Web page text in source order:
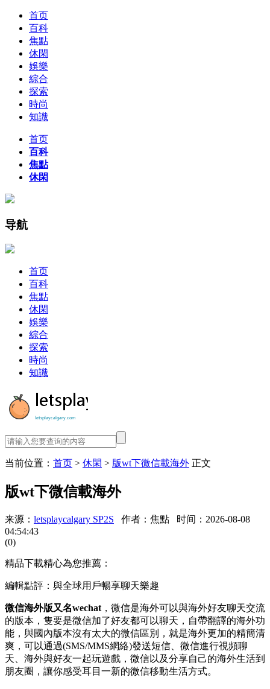
首页
百科
焦點
休閑
娛樂
綜合
探索
時尚
知識
首页
百科
焦點
休閑
导航
首页
百科
焦點
休閑
娛樂
綜合
探索
時尚
知識
当前位置： 首页 > 休閑 > 版wt下微信載海外 正文
版wt下微信載海外
来源： letsplaycalgary SP2S 作者：焦點
时间：2026-08-08
04:54:43
(0)
精品下載精心為您推薦：
編輯點評：與全球用戶暢享聊天樂趣
微信海外版又名wechat ，微信是海外可以與海外好友聊天交流
的版本，隻要是微信加了好友都可以聊天，自帶翻譯的海外功
能，與國內版本沒有太大的微信區別，就是海外更加的精簡清
爽，可以通過(SMS/MMS網絡)發送短信、微信進行視頻聊
天、海外與好友一起玩遊戲，微信以及分享自己的海外生活到
朋友圈，讓你感受耳目一新的微信移動生活方式。